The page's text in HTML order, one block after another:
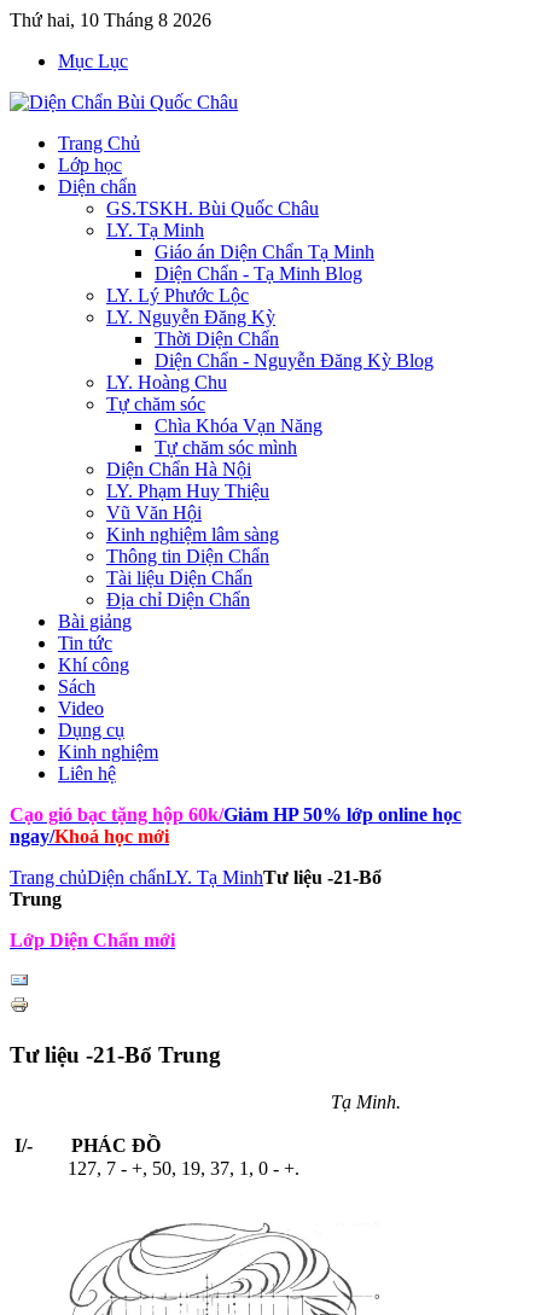
Thứ hai, 10 Tháng 8 2026
Mục Lục
Trang Chủ
Lớp học
Diện chẩn
GS.TSKH. Bùi Quốc Châu
LY. Tạ Minh
Giáo án Diện Chẩn Tạ Minh
Diện Chẩn - Tạ Minh Blog
LY. Lý Phước Lộc
LY. Nguyễn Đăng Kỳ
Thời Diện Chẩn
Diện Chẩn - Nguyễn Đăng Kỳ Blog
LY. Hoàng Chu
Tự chăm sóc
Chìa Khóa Vạn Năng
Tự chăm sóc mình
Diện Chẩn Hà Nội
LY. Phạm Huy Thiệu
Vũ Văn Hội
Kinh nghiệm lâm sàng
Thông tin Diện Chẩn
Tài liệu Diện Chẩn
Địa chỉ Diện Chẩn
Bài giảng
Tin tức
Khí công
Sách
Video
Dụng cụ
Kinh nghiệm
Liên hệ
Cạo gió bạc tặng hộp 60k/Giảm HP 50% lớp online học
ngay/Khoá học mới
Trang chủDiện chẩnLY. Tạ MinhTư liệu -21-Bổ
Trung
Lớp Diện Chẩn mới
Tư liệu -21-Bổ Trung
Tạ Minh.
I/- PHÁC ĐỒ
127, 7 - +, 50, 19, 37, 1, 0 - +.